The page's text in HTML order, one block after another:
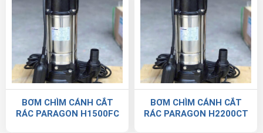
BƠM CHÌM CÁNH CẮT
RÁC PARAGON H1500FC
BƠM CHÌM CÁNH CẮT
RÁC PARAGON H2200CT